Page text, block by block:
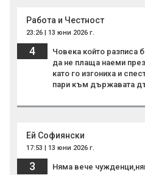
Работа и Честност
23:26 | 13 юни 2026 г.
4
Човека който разписа
да не плаща наеми
като го изгониха и
пари към държавата
Ей Софиянски
17:53 | 13 юни 2026 г.
3
Няма вече